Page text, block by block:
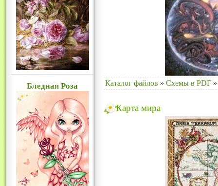
Бледная Роза Каталог файлов » Схемы в PDF »
Карта мира